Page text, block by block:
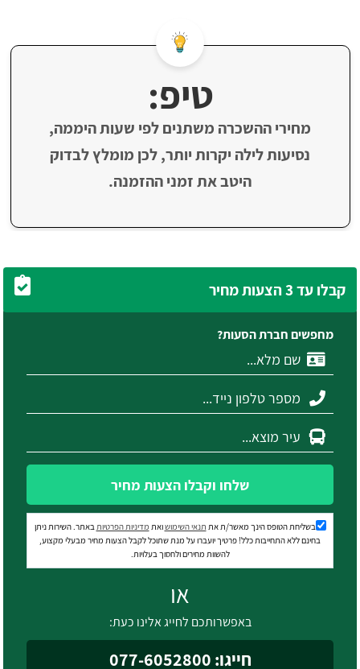
טיפ:
מחירי ההשכרה משתנים לפי שעות היממה,
נסיעות לילה יקרות יותר, לכן מומלץ לבדוק
היטב את זמני ההזמנה.
קבלו עד 3 הצעות מחיר
מחפשים חברת הסעות?
שלחו וקבלו הצעות מחיר
בשליחת הטופס הינך מאשר/ת את תנאי השימושואת מדיניות הפרטיותבאתר. השירות ניתן
בחינם ללא התחייבות כלל! פרטיך יועברו על מנת שתוכל לקבל הצעות מחיר מבעלי מקצוע,
להשוות מחירים ולחסוך בעלויות.
או
באפשרותכם לחייג אלינו כעת:
חייגו: 077-6052800